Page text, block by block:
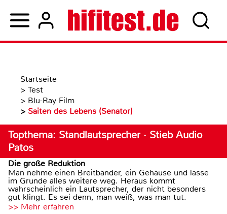
Startseite
> Test
> Blu-Ray Film
> Saiten des Lebens (Senator)
Topthema: Standlautsprecher · Stieb Audio
Patos
Die große Reduktion
Man nehme einen Breitbänder, ein Gehäuse und lasse
im Grunde alles weitere weg. Heraus kommt
wahrscheinlich ein Lautsprecher, der nicht besonders
gut klingt. Es sei denn, man weiß, was man tut.
>> Mehr erfahren